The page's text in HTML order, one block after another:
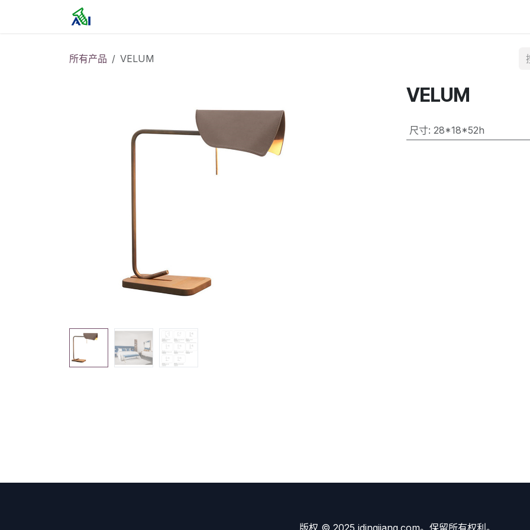
所有产品 VELUM
VELUM
尺寸: 28*18*52h
版权 © 2025 idingjiang.com。保留所有权利。